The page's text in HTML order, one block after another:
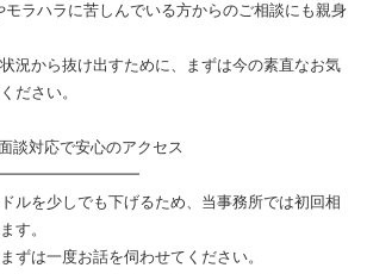
モラハラに苦しんでいる方からのご相談にも親身
況から抜け出すために、まずは今の素直なお気
ださい。
談対応で安心のアクセス
ルを少しでも下げるため、当事務所では初回相
す。
ずは一度お話を伺わせてください。